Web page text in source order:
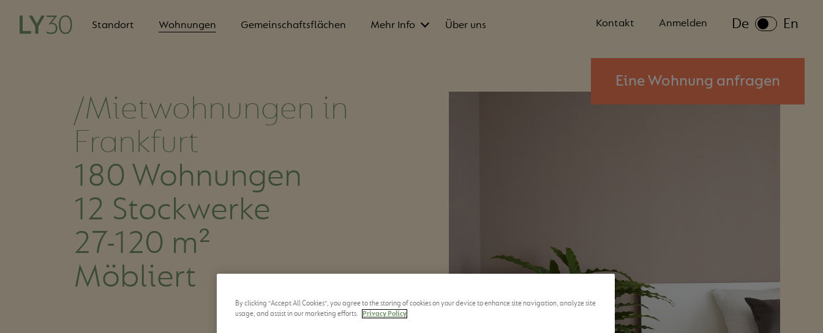
Standort Wohnungen Gemeinschaftsflächen Mehr Info Über uns
Secondary
Kontakt Anmelden
Eine Wohnung anfragen
De En
/Mietwohnungen in
Frankfurt
180 Wohnungen
12 Stockwerke
27-120 m²
Möbliert
By clicking “Accept All Cookies”, you agree to the storing of cookies on your device to enhance site navigation, analyze site
usage, and assist in our marketing efforts.
Privacy Policy